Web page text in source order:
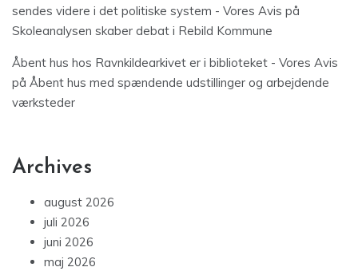
sendes videre i det politiske system - Vores Avis på
Skoleanalysen skaber debat i Rebild Kommune
Åbent hus hos Ravnkildearkivet er i biblioteket - Vores Avis
på Åbent hus med spændende udstillinger og arbejdende
værksteder
Archives
august 2026
juli 2026
juni 2026
maj 2026